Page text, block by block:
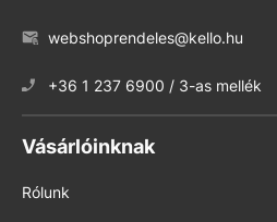
webshoprendeles@kello.hu
+36 1 237 6900 / 3-as mellék
Vásárlóinknak
Rólunk